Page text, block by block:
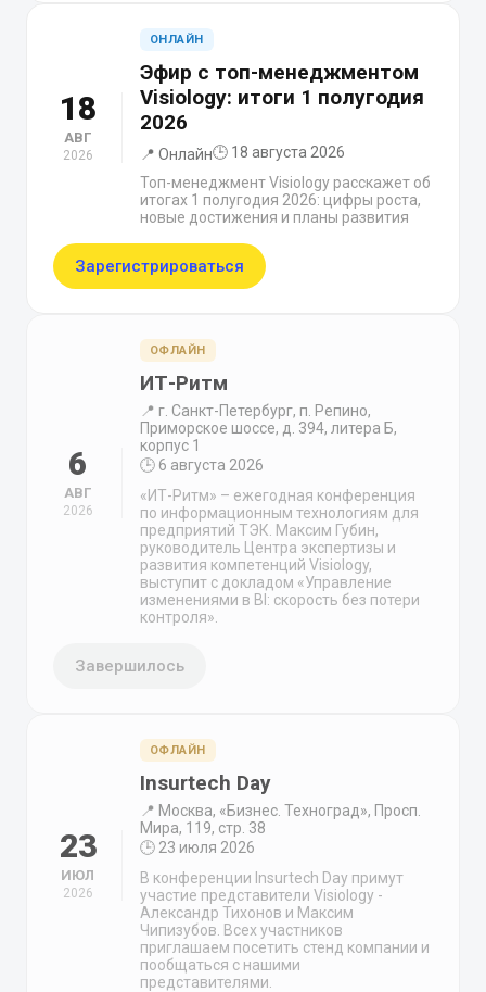
18
АВГ
2026
ОНЛАЙН
Эфир с топ-менеджментом
Visiology: итоги 1 полугодия
2026
📍 Онлайн🕒 18 августа 2026
Топ-менеджмент Visiology расскажет об
итогах 1 полугодия 2026: цифры роста,
новые достижения и планы развития
Зарегистрироваться
6
АВГ
2026
ОФЛАЙН
ИТ-Ритм
📍 г. Санкт-Петербург, п. Репино,
Приморское шоссе, д. 394, литера Б,
корпус 1
🕒 6 августа 2026
«ИТ-Ритм» – ежегодная конференция
по информационным технологиям для
предприятий ТЭК. Максим Губин,
руководитель Центра экспертизы и
развития компетенций Visiology,
выступит с докладом «Управление
изменениями в BI: скорость без потери
контроля».
Завершилось
23
ИЮЛ
2026
ОФЛАЙН
Insurtech Day
📍 Москва, «Бизнес. Техноград», Просп.
Мира, 119, стр. 38
🕒 23 июля 2026
В конференции Insurtech Day примут
участие представители Visiology -
Александр Тихонов и Максим
Чипизубов. Всех участников
приглашаем посетить стенд компании и
пообщаться с нашими
представителями.